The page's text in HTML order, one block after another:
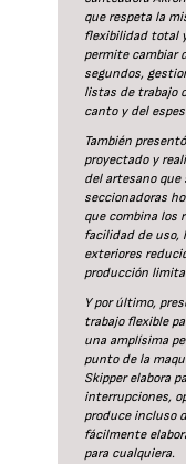
que respeta la
flexibilidad total
permite cambiar
segundos,
listas de trabajo
canto y del
También
proyectado y
del artesano que
seccionadoras
que combina los
facilidad de uso,
exteriores
producción
Y por último,
trabajo flexible
una amplísima
punto de la
Skipper elabora
interrupciones,
produce incluso
fácilmente
para cualquiera.